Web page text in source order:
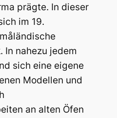
prägte. In dieser
im 19.
In nahezu jedem
sich eine eigene
Modellen und
an alten Öfen